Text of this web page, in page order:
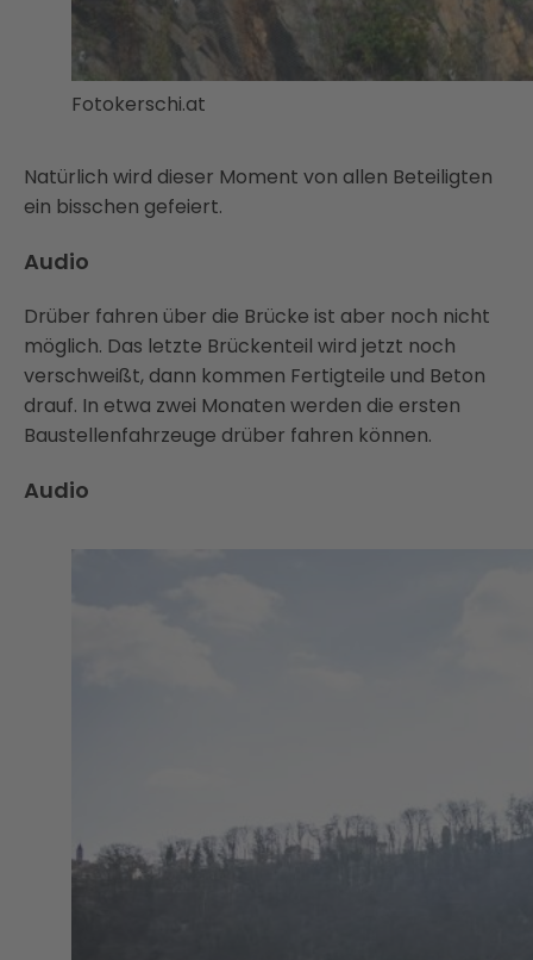
Fotokerschi.at
Natürlich wird dieser Moment von allen Beteiligten
ein bisschen gefeiert.
Audio
Drüber fahren über die Brücke ist aber noch nicht
möglich. Das letzte Brückenteil wird jetzt noch
verschweißt, dann kommen Fertigteile und Beton
drauf. In etwa zwei Monaten werden die ersten
Baustellenfahrzeuge drüber fahren können.
Audio